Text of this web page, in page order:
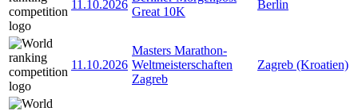
11.10.2026
Great 10K
Berlin
11.10.2026
Masters Marathon-
Weltmeisterschaften
Zagreb
Zagreb (Kroatien)